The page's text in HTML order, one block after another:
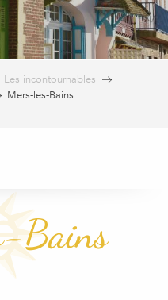
Les incontournables
Mers-les-Bains
Bains